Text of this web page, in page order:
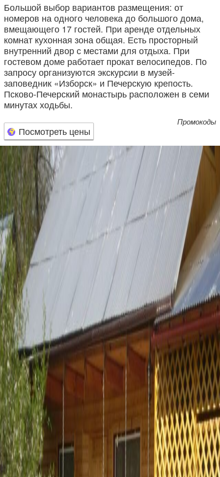
Большой выбор вариантов размещения: от
номеров на одного человека до большого дома,
вмещающего 17 гостей. При аренде отдельных
комнат кухонная зона общая. Есть просторный
внутренний двор с местами для отдыха. При
гостевом доме работает прокат велосипедов. По
запросу организуются экскурсии в музей-
заповедник «Изборск» и Печерскую крепость.
Псково-Печерский монастырь расположен в семи
минутах ходьбы.
Посмотреть цены
Промокоды